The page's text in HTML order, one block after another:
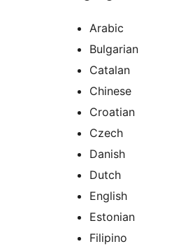
Arabic
Bulgarian
Catalan
Chinese
Croatian
Czech
Danish
Dutch
English
Estonian
Filipino